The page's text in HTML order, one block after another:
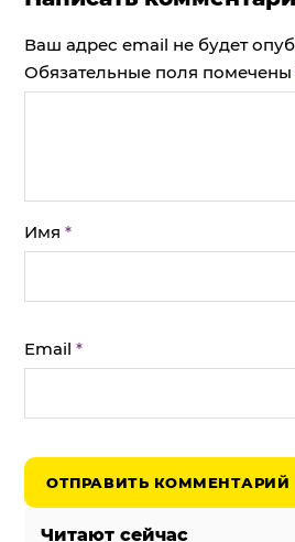
Ваш адрес email не будет
Обязательные поля
Имя*
Email*
Читают сейчас